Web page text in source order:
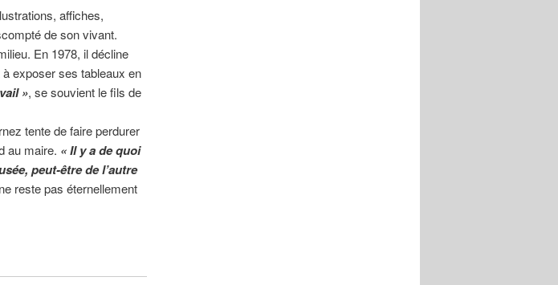
affiches,
de son vivant.
En 1978, il décline
à exposer ses tableaux en
», se souvient le fils de
tente de faire perdurer
au maire. « Il y a de quoi
peut-être de l’autre
reste pas éternellement